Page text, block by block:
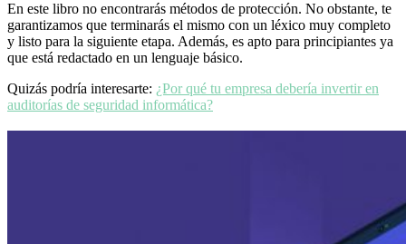
En este libro no encontrarás métodos de protección. No obstante, te
garantizamos que terminarás el mismo con un léxico muy completo
y listo para la siguiente etapa. Además, es apto para principiantes ya
que está redactado en un lenguaje básico.
Quizás podría interesarte: ¿Por qué tu empresa debería invertir en
auditorías de seguridad informática?